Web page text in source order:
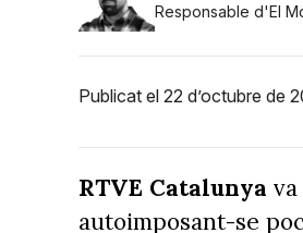
Responsable d'El
Publicat el 22 d’octubre de
RTVE Catalunya
autoimposant-se